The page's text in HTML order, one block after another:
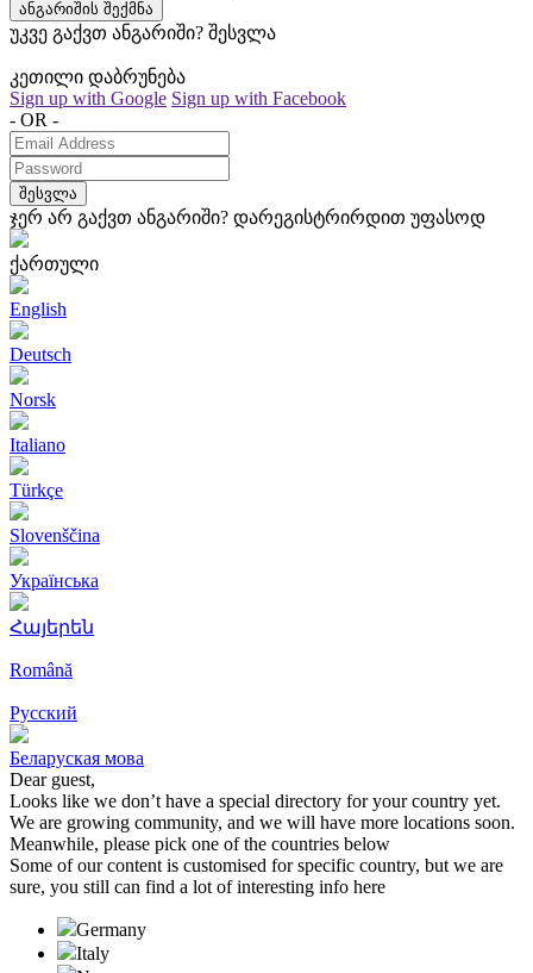
ანგარიშის შექმნა
უკვე გაქვთ ანგარიში? შესვლა
კეთილი დაბრუნება
Sign up with Google Sign up with Facebook
- OR -
შესვლა
ჯერ არ გაქვთ ანგარიში? დარეგისტრირდით უფასოდ
ქართული
English
Deutsch
Norsk
Italiano
Türkçe
Slovenščina
Українська
Հայերեն
Română
Русский
Беларуская мова
Dear guest,
Looks like we don’t have a special directory for your country yet.
We are growing community, and we will have more locations soon.
Meanwhile, please pick one of the countries below
Some of our content is customised for specific country, but we are
sure, you still can find a lot of interesting info here
Germany
Italy